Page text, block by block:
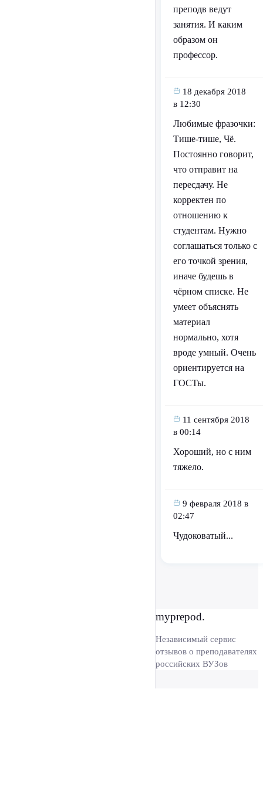
преподв ведут
занятия. И каким
образом он
профессор.
18 декабря 2018
в 12:30
Любимые фразочки:
Тише-тише, Чё.
Постоянно говорит,
что отправит на
пересдачу. Не
корректен по
отношению к
студентам. Нужно
соглашаться только с
его точкой зрения,
иначе будешь в
чёрном списке. Не
умеет объяснять
материал
нормально, хотя
вроде умный. Очень
ориентируется на
ГОСТы.
11 сентября 2018
в 00:14
Хороший, но с ним
тяжело.
9 февраля 2018 в
02:47
Чудоковатый...
myprepod.
Независимый сервис
отзывов о преподавателях
российских ВУЗов